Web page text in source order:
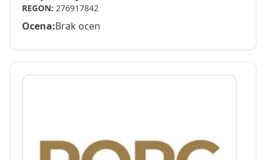
REGON: 276917842
Ocena:Brak ocen